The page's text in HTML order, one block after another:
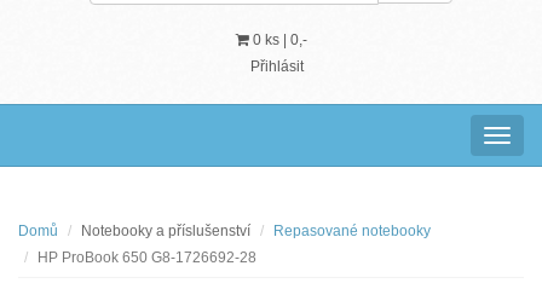
0 ks | 0,-
Přihlásit
Domů Notebooky a příslušenství
Repasované notebooky
HP ProBook 650 G8-1726692-28